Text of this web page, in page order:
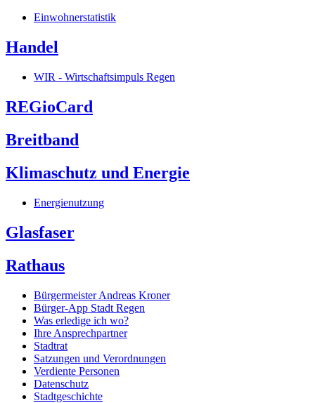
Einwohnerstatistik
Handel
WIR - Wirtschaftsimpuls Regen
REGioCard
Breitband
Klimaschutz und Energie
Energienutzung
Glasfaser
Rathaus
Bürgermeister Andreas Kroner
Bürger-App Stadt Regen
Was erledige ich wo?
Ihre Ansprechpartner
Stadtrat
Satzungen und Verordnungen
Verdiente Personen
Datenschutz
Stadtgeschichte